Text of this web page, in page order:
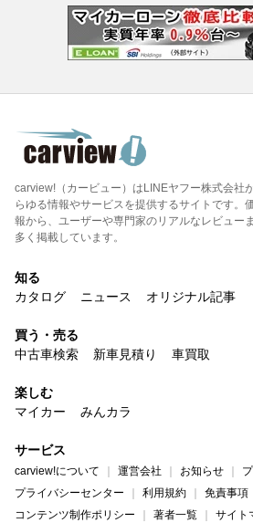
carview!（カービュー）はLINEヤフー株式会社
らゆる情報やサービスを提供するサイトです。
報から、ユーザーや専門家のリアルなレビュー
多く掲載しています。
知る
カタログ
ニュース オリジナル記事
買う・売る
中古車検索
新車見積り 車買取
楽しむ
マイカー
みんカラ
サービス
carview!について 運営会社 お知らせ
プライバシーセンター
利用規約
免責事項
コンテンツ制作ポリシー
著者一覧 サイト